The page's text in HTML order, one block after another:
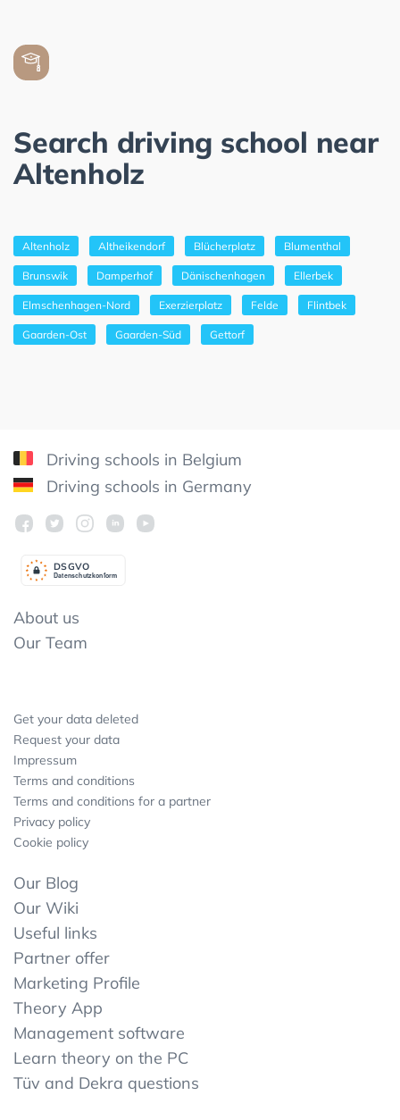
Search driving school near
Altenholz
Altenholz Altheikendorf Blücherplatz Blumenthal
Brunswik Damperhof Dänischenhagen Ellerbek
Elmschenhagen-Nord Exerzierplatz Felde Flintbek
Gaarden-Ost Gaarden-Süd Gettorf
Driving schools in Belgium
Driving schools in Germany
Datenschutzkonform
DSGVO
About us
Our Team
Get your data deleted
Request your data
Impressum
Terms and conditions
Terms and conditions for a partner
Privacy policy
Cookie policy
Our Blog
Our Wiki
Useful links
Partner offer
Marketing Profile
Theory App
Management software
Learn theory on the PC
Tüv and Dekra questions